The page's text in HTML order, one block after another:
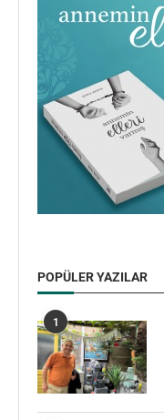
POPÜLER YAZILAR
1